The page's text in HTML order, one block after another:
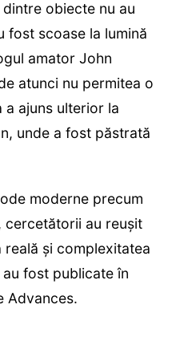
obiecte nu au
fost scoase la lumină
amator John
atunci nu permitea o
a ajuns ulterior la
unde a fost păstrată
moderne precum
au reușit
reală și complexitatea
fost publicate în
Advances.